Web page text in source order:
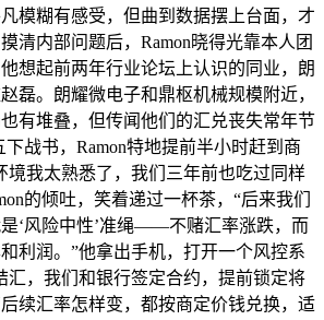
模糊有感受，但曲到数据摆上台面，才
清内部问题后，Ramon晓得光靠本人团
想起前两年行业论坛上认识的同业，朗
磊。朗耀微电子和鼎枢机械规模附近，
有堆叠，但传闻他们的汇兑丧失常年节
战书，Ramon特地提前半小时赶到商
境我太熟悉了，我们三年前也吃过同样
的倾吐，笑着递过一杯茶，“后来我们
‘风险中性’准绳——不赌汇率涨跌，而
利润。”他拿出手机，打开一个风控系
汇，我们和银行签定合约，提前锁定将
续汇率怎样变，都按商定价钱兑换，适